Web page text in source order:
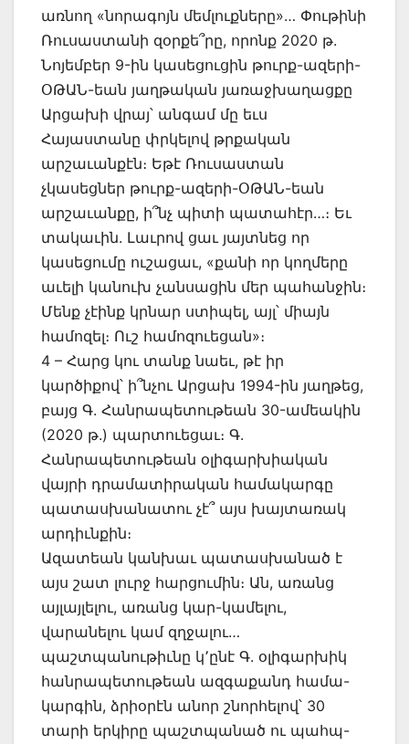
առնող «նորագոյն մեմլուքները»… Փութինի
Ռուսաստանի զօրքե՞րը, որոնք 2020 թ.
Նոյեմբեր 9-ին կասեցուցին թուրք-ազերի-
ՕԹԱՆ-եան յաղթական յառաջխաղացքը
Արցախի վրայ՝ անգամ մը եւս
Հայաստանը փրկելով թրքական
արշաւանքէն։ Եթէ Ռուսաստան
չկասեցներ թուրք-ազերի-ՕԹԱՆ-եան
արշաւանքը, ի՞նչ պիտի պատահէր…։ Եւ
տակաւին. Լաւրով ցաւ յայտնեց որ
կասեցումը ուշացաւ, «քանի որ կողմերը
աւելի կանուխ չանսացին մեր պահանջին։
Մենք չէինք կրնար ստիպել, այլ՝ միայն
համոզել։ Ուշ համոզուեցան»։
4 – Հարց կու տանք նաեւ, թէ իր
կարծիքով՝ ի՞նչու Արցախ 1994-ին յաղթեց,
բայց Գ. Հանրապետութեան 30-ամեակին
(2020 թ.) պարտուեցաւ։ Գ.
Հանրապետութեան օլիգարխիական
վայրի դրամատիրական համակարգը
պատասխանատու չէ՞ այս խայտառակ
արդիւնքին։
Ազատեան կանխաւ պատասխանած է
այս շատ լուրջ հարցումին։ Ան, առանց
այլայլելու, առանց կար-կամելու,
վարանելու կամ զղջալու…
պաշտպանութիւնը կ՚ընէ Գ. օլիգարխիկ
հանրապետութեան ազգաքանդ համա-
կարգին, ձրիօրէն անոր շնորհելով՝ 30
տարի երկիրը պաշտպանած ու պահպ-